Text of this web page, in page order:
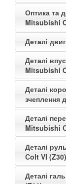
Оптика та
Mitsubishi
Деталі
Деталі
Mitsubishi
Деталі
зчеплення
Деталі
Mitsubishi
Деталі
Colt VI (Z30)
Деталі